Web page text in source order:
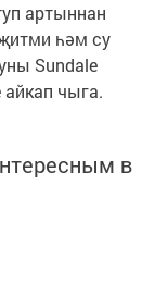
артыннан
һәм су
Sundale
чыга.
в